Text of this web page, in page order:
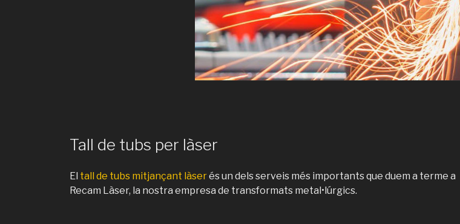
Tall de tubs per làser
El tall de tubs mitjançant làserés un dels serveis més importants que duem a terme a
Recam Làser, la nostra empresa de transformats metal•lúrgics.